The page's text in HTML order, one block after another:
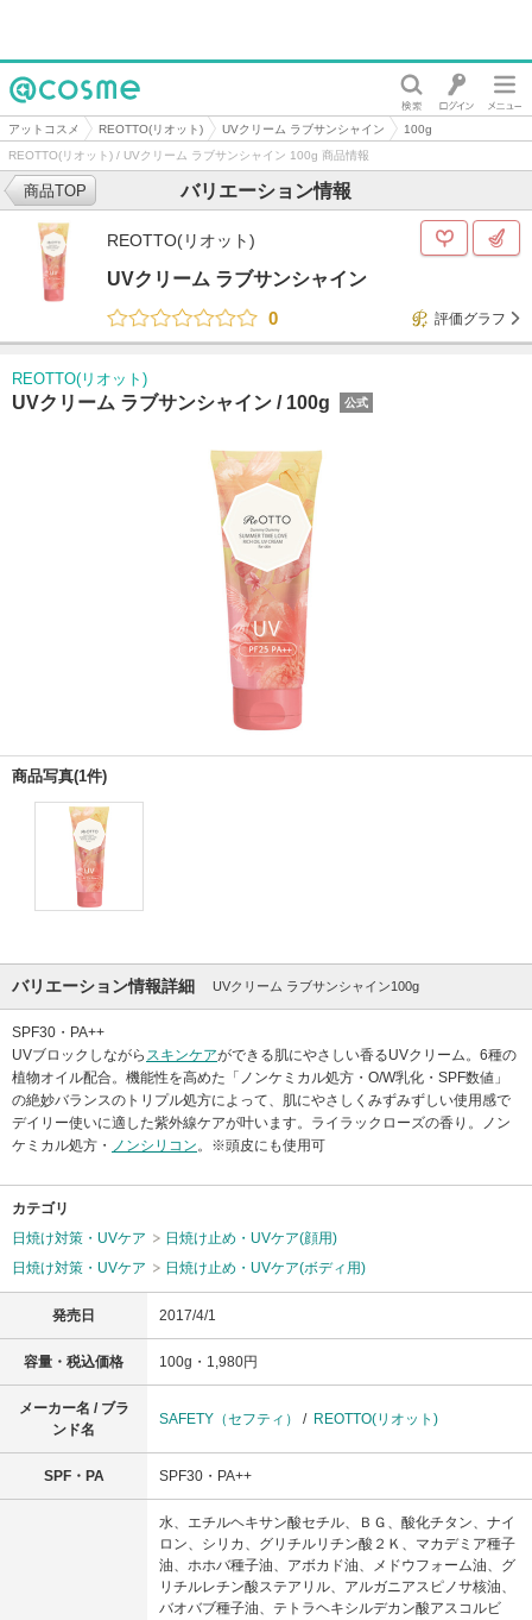
@cosme
アットコスメ REOTTO(リオット) UVクリーム ラブサンシャイン
100g
REOTTO(リオット) / UVクリーム ラブサンシャイン 100g 商品情報
バリエーション情報
商品TOP
REOTTO(リオット)
UVクリーム ラブサンシャイン
0
評価グラフ
REOTTO(リオット)
UVクリーム ラブサンシャイン / 100g 公式
商品写真(1件)
バリエーション情報詳細 UVクリーム ラブサンシャイン100g
SPF30・PA++
UVブロックしながら スキンケアができる肌にやさしい香るUVクリーム。6種の
植物オイル配合。機能性を高めた「ノンケミカル処方・O/W乳化・SPF数値」
の絶妙バランスのトリプル処方によって、肌にやさしくみずみずしい使用感で
デイリー使いに適した紫外線ケアが叶います。ライラックローズの香り。ノン
ケミカル処方・ ノンシリコン。※頭皮にも使用可
カテゴリ
日焼け対策・UVケア
日焼け止め・UVケア(顔用)
日焼け対策・UVケア
日焼け止め・UVケア(ボディ用)
発売日 2017/4/1
容量・税込価格 100g・1,980円
メーカー名 / ブラ
ンド名
SAFETY（セフティ） / REOTTO(リオット)
SPF・PA SPF30・PA++
水、エチルヘキサン酸セチル、ＢＧ、酸化チタン、ナイ
ロン、シリカ、グリチルリチン酸２Ｋ、マカデミア種子
油、ホホバ種子油、アボカド油、メドウフォーム油、グ
リチルレチン酸ステアリル、アルガニアスピノサ核油、
バオバブ種子油、テトラヘキシルデカン酸アスコルビ